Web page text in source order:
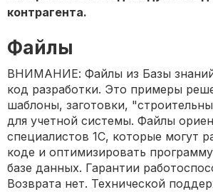
контрагента.
Файлы
ВНИМАНИЕ: Файлы из Базы
код разработки. Это примеры
шаблоны, заготовки,
для учетной системы. Файлы
специалистов 1С, которые могут
коде и оптимизировать
базе данных. Гарантии
Возврата нет. Технической